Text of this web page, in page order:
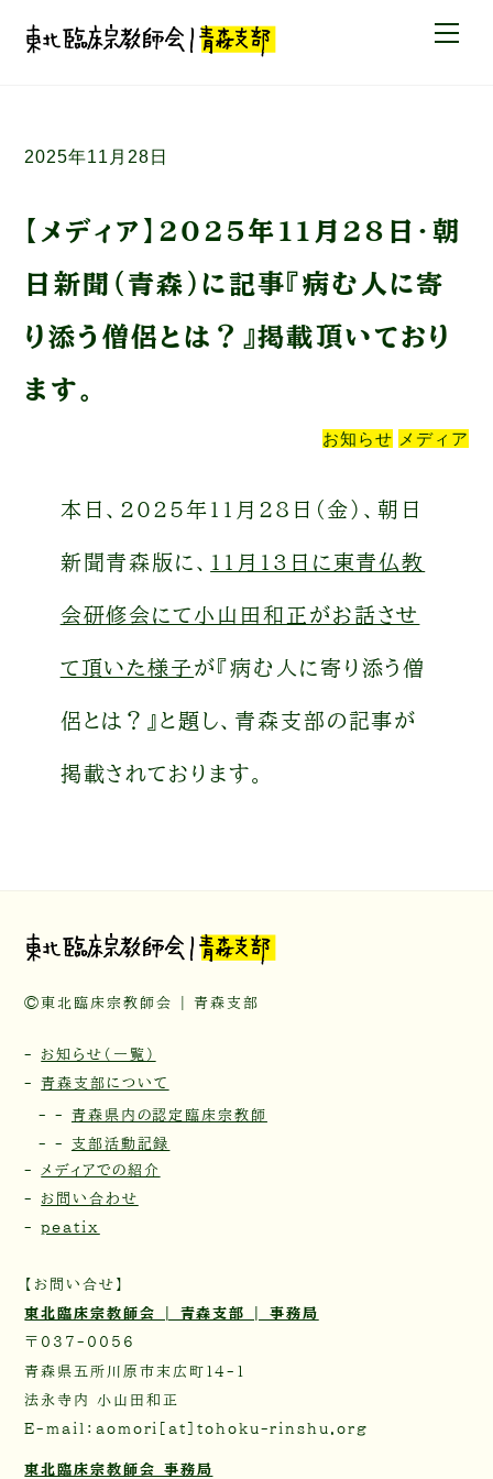
Skip
2025年11月28日
【メディア】2025年11月28日・朝
日新聞（青森）に記事『病む人に寄
り添う僧侶とは？』掲載頂いており
ます。
お知らせ メディア
本日、2025年11月28日（金）、朝日
新聞青森版に、 11月13日に東青仏教
会研修会にて小山田和正がお話させ
て頂いた様子 が『病む人に寄り添う僧
侶とは？』と題し、青森支部の記事が
掲載されております。
©東北臨床宗教師会 | 青森支部
- お知らせ（一覧）
-青森支部について
- - 青森県内の認定臨床宗教師
- - 支部活動記録
- メディアでの紹介
- お問い合わせ
-peatix
【お問い合せ】
東北臨床宗教師会 | 青森支部 | 事務局
〒037-0056
青森県五所川原市末広町14-1
法永寺内 小山田和正
E-mail：aomori[at]tohoku-rinshu.org
東北臨床宗教師会 事務局